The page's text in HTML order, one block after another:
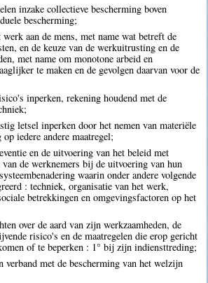
inzake collectieve bescherming boven
bescherming;
aan de mens, met name wat betreft de
en de keuze van de werkuitrusting en de
met name om monotone arbeid en
te maken en de gevolgen daarvan voor de
inperken, rekening houdend met de
letsel inperken door het nemen van materiële
iedere andere maatregel;
en de uitvoering van het beleid met
de werknemers bij de uitvoering van hun
waarin onder andere volgende
: techniek, organisatie van het werk,
betrekkingen en omgevingsfactoren op het
over de aard van zijn werkzaamheden, de
risico's en de maatregelen die erop gericht
of te beperken : 1° bij zijn indiensttreding;
verband met de bescherming van het welzijn